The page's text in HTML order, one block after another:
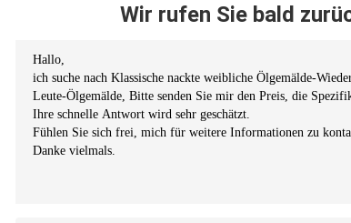
Wir rufen Sie bald
Wiedergabe auf Leinen
Art:Handgemalt
KONTAKT